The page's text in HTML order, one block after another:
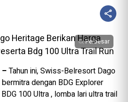
Perbesar
Tahun ini, Swiss-Belresort Dago
dengan BDG Explorer
100 Ultra , lomba lari ultra trail